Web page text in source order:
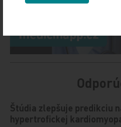
Štúdia zlepšuje predikciu
hypertrofickej